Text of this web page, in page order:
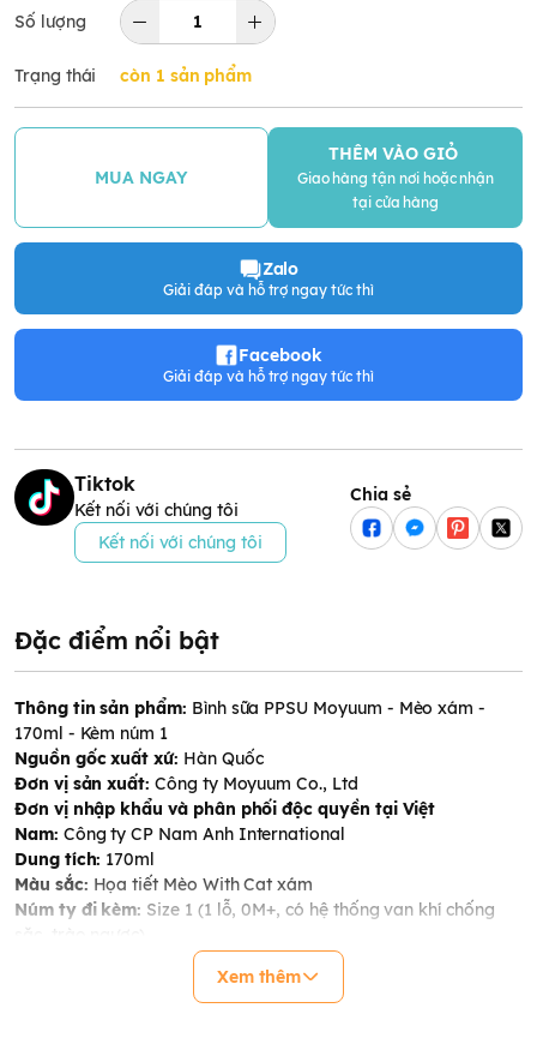
Số lượng
Trạng thái còn 1 sản phẩm
MUA NGAY
THÊM VÀO GIỎ
Giao hàng tận nơi hoặc nhận
tại cửa hàng
Zalo
Giải đáp và hỗ trợ ngay tức thì
Facebook
Giải đáp và hỗ trợ ngay tức thì
Tiktok
Kết nối với chúng tôi
Kết nối với chúng tôi
Chia sẻ
Đặc điểm nổi bật
Thông tin sản phẩm: Bình sữa PPSU Moyuum - Mèo xám -
170ml - Kèm núm 1
Nguồn gốc xuất xứ: Hàn Quốc
Đơn vị sản xuất: Công ty Moyuum Co., Ltd
Đơn vị nhập khẩu và phân phối độc quyền tại Việt
Nam: Công ty CP Nam Anh International
Dung tích: 170ml
Màu sắc: Họa tiết Mèo With Cat xám
Núm ty đi kèm: Size 1 (1 lỗ, 0M+, có hệ thống van khí chống
- Chất liệu: Thân bình PPSU, cổ bình và nắp PP, núm ti silicone
Xem thêm